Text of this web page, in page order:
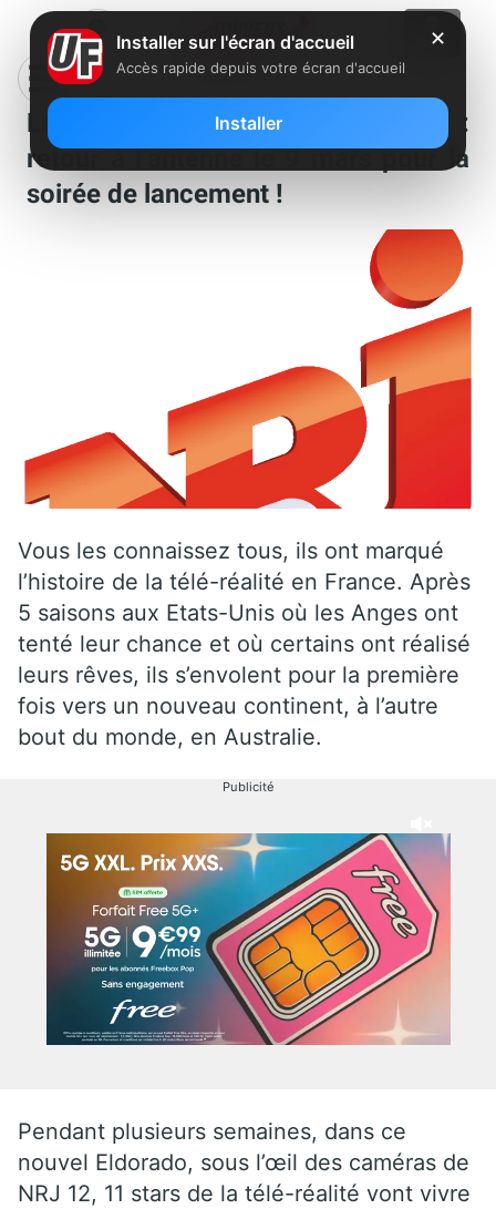
Les Anges de la Télé-Réalité 6 :
retour à l’antenne le 9 mars pour la
soirée de lancement !
Vous les connaissez tous, ils ont marqué
l’histoire de la télé-réalité en France. Après
5 saisons aux Etats-Unis où les Anges ont
tenté leur chance et où certains ont réalisé
leurs rêves, ils s’envolent pour la première
fois vers un nouveau continent, à l’autre
bout du monde, en Australie.
Publicité
Pendant plusieurs semaines, dans ce
nouvel Eldorado, sous l’œil des caméras de
NRJ 12, 11 stars de la télé-réalité vont vivre
✕
Installer sur l'écran d'accueil
Accès rapide depuis votre écran d'accueil
Installer